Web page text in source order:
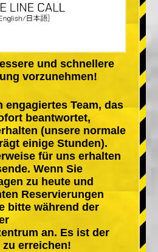
und schnellere
vorzunehmen!
engagiertes Team, das
beantwortet,
(unsere normale
einige Stunden).
für uns erhalten
Wenn Sie
zu heute und
Reservierungen
bitte während der
an. Es ist der
zu erreichen!